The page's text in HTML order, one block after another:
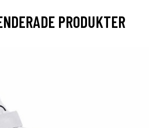
PRODUKTER